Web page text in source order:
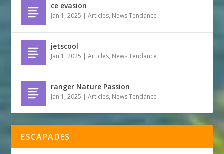
ce evasion
Jan 1, 2025 |Articles, News Tendance
jetscool
Jan 1, 2025 |Articles, News Tendance
ranger Nature Passion
Jan 1, 2025 |Articles, News Tendance
ESCAPADES